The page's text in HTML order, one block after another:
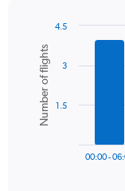
axis
displaying
values.
Range:
chart
with
bars.
The
Chart
graphic.
Number of flights
00:00 -
1.5
3
4.5